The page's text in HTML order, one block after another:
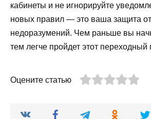
кабинеты и не игнорируйте
новых правил — это ваша защита
недоразумений. Чем раньше вы
тем легче пройдет этот переходный
Оцените статью